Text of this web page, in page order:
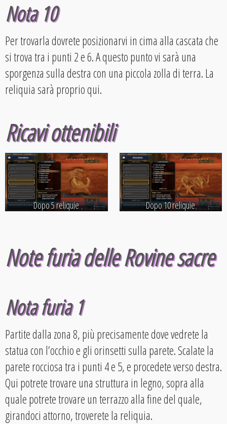
Nota 10
Per trovarla dovrete posizionarvi in cima alla cascata che
si trova tra i punti 2 e 6. A questo punto vi sarà una
sporgenza sulla destra con una piccola zolla di terra. La
reliquia sarà proprio qui.
Ricavi ottenibili
Dopo 5 reliquie Dopo 10 reliquie
Note furia delle Rovine sacre
Nota furia 1
Partite dalla zona 8, più precisamente dove vedrete la
statua con l’occhio e gli orinsetti sulla parete. Scalate la
parete rocciosa tra i punti 4 e 5, e procedete verso destra.
Qui potrete trovare una struttura in legno, sopra alla
quale potrete trovare un terrazzo alla fine del quale,
girandoci attorno, troverete la reliquia.